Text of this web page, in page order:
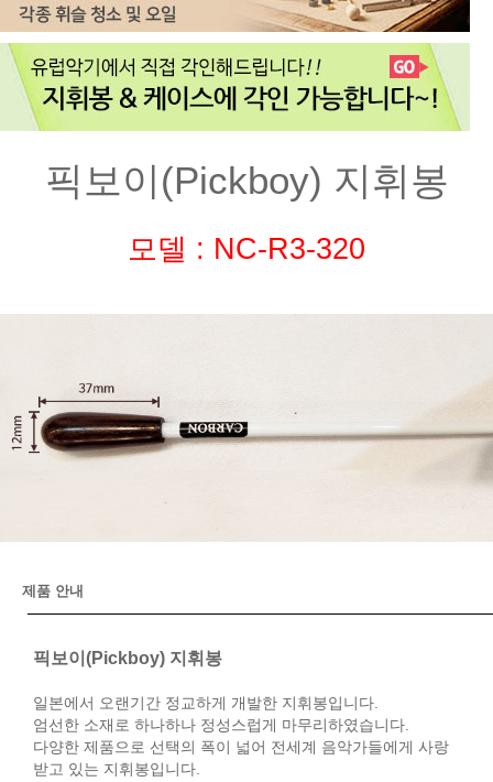
픽보이(Pickboy) 지휘봉
모델 : NC-R3-320
제품 안내
픽보이(Pickboy) 지휘봉
일본에서 오랜기간 정교하게 개발한 지휘봉입니다.
엄선한 소재로 하나하나 정성스럽게 마무리하였습니다.
다양한 제품으로 선택의 폭이 넓어 전세계 음악가들에게 사랑
받고 있는 지휘봉입니다.